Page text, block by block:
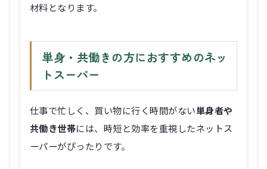
材料となります。
単身・共働きの方におすすめのネッ
トスーパー
仕事で忙しく、買い物に行く時間がない単身者や
共働き世帯には、時短と効率を重視したネットス
ーパーがぴったりです。